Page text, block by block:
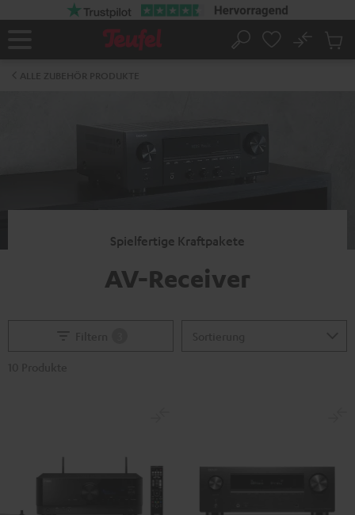
Startseite
Suche
No
Spielfertige Kraftpakete
AV-Receiver